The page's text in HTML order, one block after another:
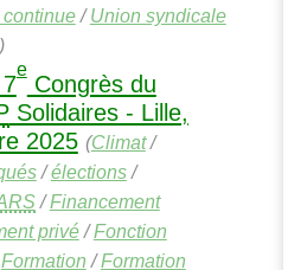
/Union syndicale
e
Congrès du
Solidaires - Lille,
2025 (Climat/
/élections/
/Financement
privé/Fonction
Formation /Formation